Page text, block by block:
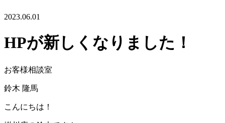
2023.06.01
HPが新しくなりました！
お客様相談室
鈴木 隆馬
こんにちは！